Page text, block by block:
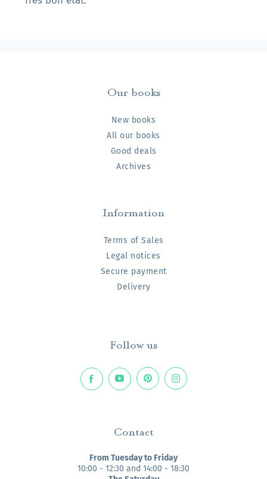
Our books
New books
All our books
Good deals
Archives
Information
Terms of Sales
Legal notices
Secure payment
Delivery
Follow us
Contact
From Tuesday to Friday
10:00 - 12:30 and 14:00 - 18:30